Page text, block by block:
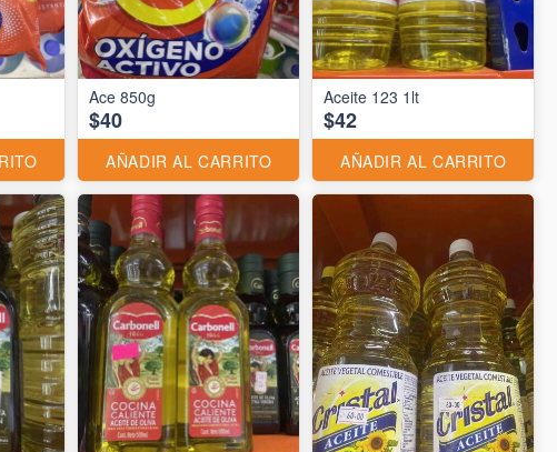
Ace 850g
$40
AÑADIR AL CARRITO
Aceite 123 1lt
$42
AÑADIR AL CARRITO